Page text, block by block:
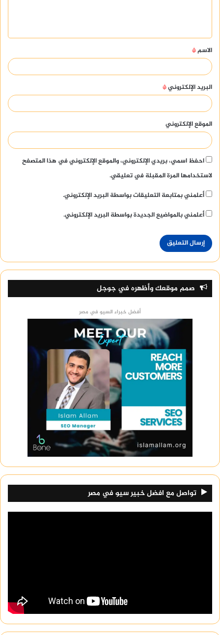
ق
*
الاسم*
البريد الإلكتروني*
الموقع الإلكتروني
احفظ اسمي، بريدي الإلكتروني، والموقع الإلكتروني في هذا المتصفح
لاستخدامها المرة المقبلة في تعليقي.
أعلمني بمتابعة التعليقات بواسطة البريد الإلكتروني.
أعلمني بالمواضيع الجديدة بواسطة البريد الإلكتروني.
صمم موقعك وأظهره في جوجل
أفضل خبراء السيو في مصر
تواصل مع افضل خبير سيو في مصر